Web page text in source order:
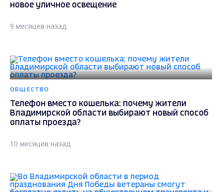
новое уличное освещение
9 месяцев назад
ОБЩЕСТВО
Телефон вместо кошелька: почему жители
Владимирской области выбирают новый способ
оплаты проезда?
10 месяцев назад